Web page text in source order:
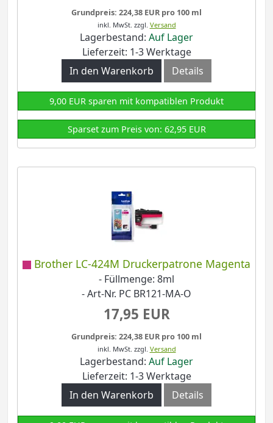
Grundpreis: 224,38 EUR pro 100 ml
inkl. MwSt. zzgl. Versand
Lagerbestand: Auf Lager
Lieferzeit: 1-3 Werktage
In den Warenkorb
Details
9,00 EUR sparen mit kompatiblen Produkt
Sparset zum Preis von: 62,95 EUR
Brother LC-424M Druckerpatrone Magenta
- Füllmenge: 8ml
- Art-Nr. PC BR121-MA-O
17,95 EUR
Grundpreis: 224,38 EUR pro 100 ml
inkl. MwSt. zzgl. Versand
Lagerbestand: Auf Lager
Lieferzeit: 1-3 Werktage
In den Warenkorb
Details